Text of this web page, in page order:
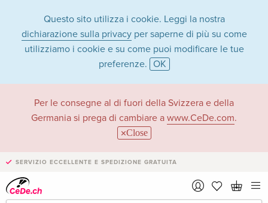
Questo sito utilizza i cookie. Leggi la nostra
dichiarazione sulla privacyper saperne di più su come
utilizziamo i cookie e su come puoi modificare le tue
preferenze. OK
Per le consegne al di fuori della Svizzera e della
Germania si prega di cambiare a www.CeDe.com.
Close
SERVIZIO ECCELLENTE E SPEDIZIONE GRATUITA
›